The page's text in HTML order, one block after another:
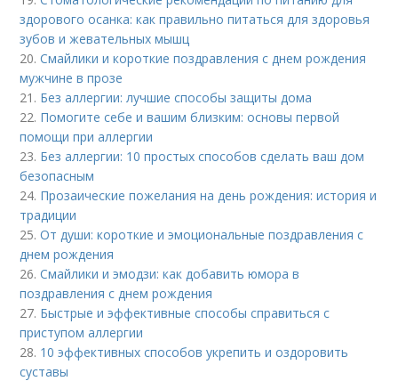
здорового осанка: как правильно питаться для здоровья
зубов и жевательных мышц
20.Смайлики и короткие поздравления с днем рождения
мужчине в прозе
21. Без аллергии: лучшие способы защиты дома
22. Помогите себе и вашим близким: основы первой
помощи при аллергии
23. Без аллергии: 10 простых способов сделать ваш дом
безопасным
24. Прозаические пожелания на день рождения: история и
традиции
25.От души: короткие и эмоциональные поздравления с
днем рождения
26.Смайлики и эмодзи: как добавить юмора в
поздравления с днем рождения
27. Быстрые и эффективные способы справиться с
приступом аллергии
28. 10 эффективных способов укрепить и оздоровить
суставы